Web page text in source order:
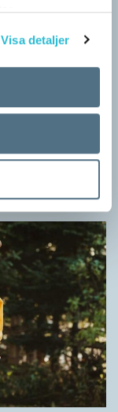
Visa detaljer
används i regel